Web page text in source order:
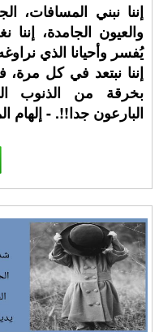
إننا نبني المسافات،
والعيون الجامدة،
يُفسر وأحيانا الذي
إننا نبتعد في كل
بخرقة من الذنوب
البارعون جدا!!. - إلهام